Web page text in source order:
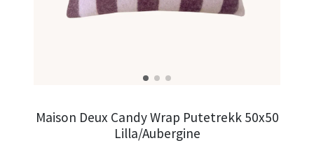
Maison Deux Candy Wrap Putetrekk 50x50
Lilla/Aubergine